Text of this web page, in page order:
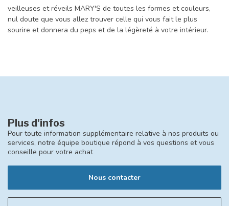
veilleuses et réveils MARY'S de toutes les formes et couleurs,
nul doute que vous allez trouver celle qui vous fait le plus
sourire et donnera du peps et de la légèreté à votre intérieur.
Plus d'infos
Pour toute information supplémentaire relative à nos produits ou
services, notre équipe boutique répond à vos questions et vous
conseille pour votre achat
Nous contacter